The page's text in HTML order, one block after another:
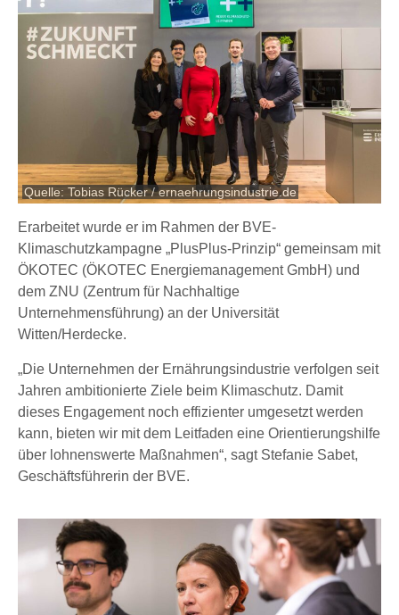
Quelle: Tobias Rücker / ernaehrungsindustrie.de
Erarbeitet wurde er im Rahmen der BVE-
Klimaschutzkampagne „PlusPlus-Prinzip“ gemeinsam mit
ÖKOTEC (ÖKOTEC Energiemanagement GmbH) und
dem ZNU (Zentrum für Nachhaltige
Unternehmensführung) an der Universität
Witten/Herdecke.
„Die Unternehmen der Ernährungsindustrie verfolgen seit
Jahren ambitionierte Ziele beim Klimaschutz. Damit
dieses Engagement noch effizienter umgesetzt werden
kann, bieten wir mit dem Leitfaden eine Orientierungshilfe
über lohnenswerte Maßnahmen“, sagt Stefanie Sabet,
Geschäftsführerin der BVE.